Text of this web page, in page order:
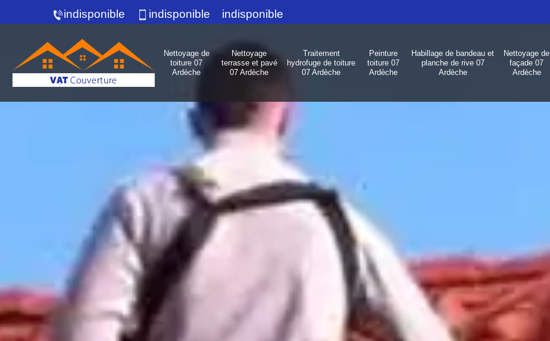
indisponible indisponible indisponible
Nettoyage de
toiture 07
Ardèche
Nettoyage
terrasse et pavé
07 Ardèche
Traitement
hydrofuge de toiture
07 Ardèche
Peinture
toiture 07
Ardèche
Habillage de bandeau et
planche de rive 07
Ardèche
Nettoyage de
façade 07
Ardèche